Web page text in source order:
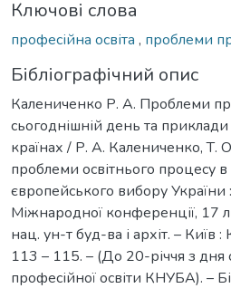
Ключові слова
професійна освіта , проблеми
Бібліографічний опис
Калениченко Р. А. Проблеми
сьогоднішній день та
країнах / Р. А. Калениченко, Т.
проблеми освітнього процесу в
європейського вибору України
Міжнародної конференції, 17
нац. ун-т буд-ва і архіт. –
113 – 115. – (До 20-річчя з
професійної освіти КНУБА). –